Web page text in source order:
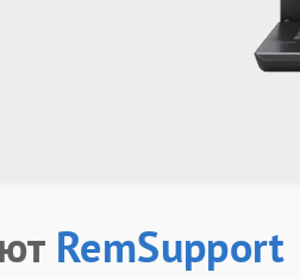
RemSupport